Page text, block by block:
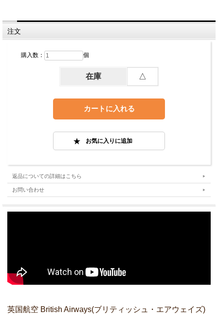
注文
購入数： 個
在庫 △
返品についての詳細はこちら
お問い合わせ
英国航空 British Airways(ブリティッシュ・エアウェイズ)